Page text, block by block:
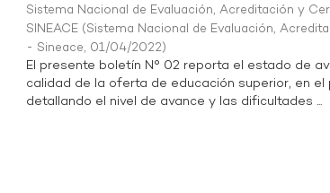
Sistema Nacional de Evaluación, Acreditación y
SINEACE (Sistema Nacional de Evaluación,
- Sineace, 01/04/2022)
El presente boletín N° 02 reporta el estado de
calidad de la oferta de educación superior, en el
detallando el nivel de avance y las dificultades ...